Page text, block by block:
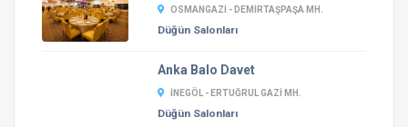
OSMANGAZI - DEMIRTAŞPAŞA MH.
Düğün Salonları
Anka Balo Davet
İNEGÖL - ERTUĞRUL GAZI MH.
Düğün Salonları